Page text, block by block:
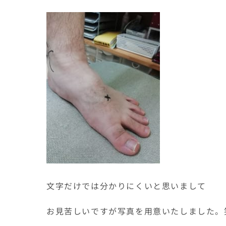
文字だけでは分かりにくいと思いまして
お見苦しいですが写真を用意いたしました